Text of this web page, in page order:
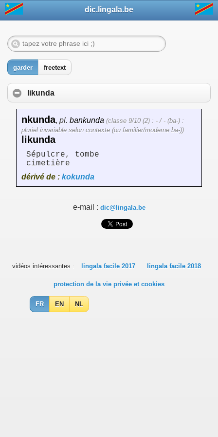
dic.lingala.be
garder freetext
likunda
nkunda, pl. bankunda (classe 9/10 (2) : - / - (ba-) :
pluriel invariable selon contexte (ou familier/moderne ba-))
likunda
Sépulcre, tombe
cimetière
dérivé de : kokunda
e-mail : dic@lingala.be
vidéos intéressantes : lingala facile 2017 lingala facile 2018
protection de la vie privée et cookies
FR EN NL